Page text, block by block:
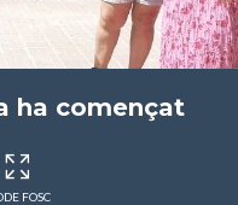
ha començat
FOSC